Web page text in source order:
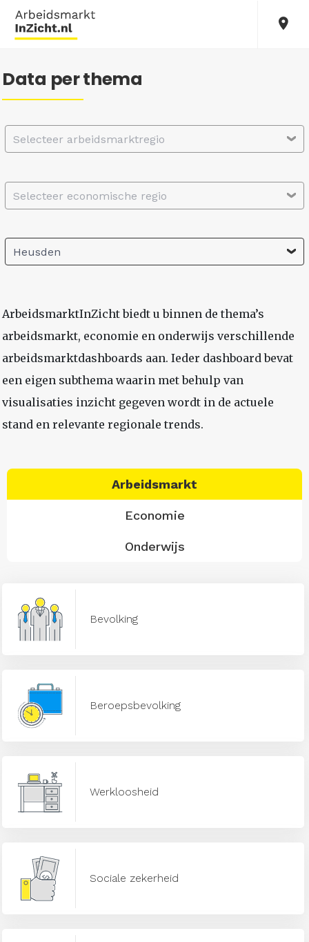
Data per thema
Selecteer arbeidsmarktregio
Selecteer economische regio
Heusden
ArbeidsmarktInZicht biedt u binnen de thema’s
arbeidsmarkt, economie en onderwijs verschillende
arbeidsmarktdashboards aan. Ieder dashboard bevat
een eigen subthema waarin met behulp van
visualisaties inzicht gegeven wordt in de actuele
stand en relevante regionale trends.
Arbeidsmarkt
Economie
Onderwijs
Bevolking
Beroepsbevolking
Werkloosheid
Sociale zekerheid